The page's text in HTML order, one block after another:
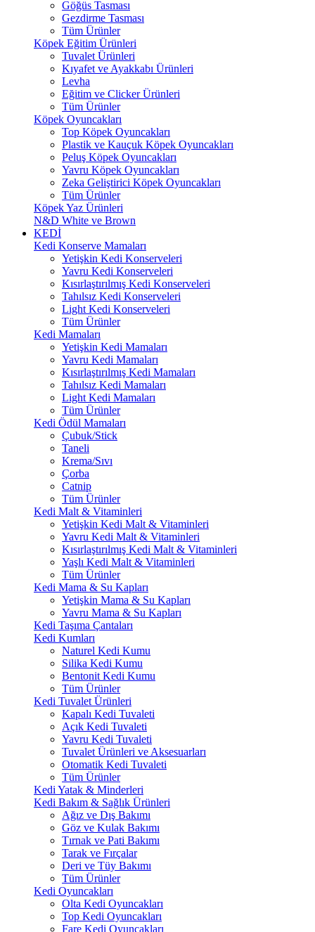
Göğüs Tasması
Gezdirme Tasması
Tüm Ürünler
Köpek Eğitim Ürünleri
Tuvalet Ürünleri
Kıyafet ve Ayakkabı Ürünleri
Levha
Eğitim ve Clicker Ürünleri
Tüm Ürünler
Köpek Oyuncakları
Top Köpek Oyuncakları
Plastik ve Kauçuk Köpek Oyuncakları
Peluş Köpek Oyuncakları
Yavru Köpek Oyuncakları
Zeka Geliştirici Köpek Oyuncakları
Tüm Ürünler
Köpek Yaz Ürünleri
N&D White ve Brown
KEDİ
Kedi Konserve Mamaları
Yetişkin Kedi Konserveleri
Yavru Kedi Konserveleri
Kısırlaştırılmış Kedi Konserveleri
Tahılsız Kedi Konserveleri
Light Kedi Konserveleri
Tüm Ürünler
Kedi Mamaları
Yetişkin Kedi Mamaları
Yavru Kedi Mamaları
Kısırlaştırılmış Kedi Mamaları
Tahılsız Kedi Mamaları
Light Kedi Mamaları
Tüm Ürünler
Kedi Ödül Mamaları
Çubuk/Stick
Taneli
Krema/Sıvı
Çorba
Catnip
Tüm Ürünler
Kedi Malt & Vitaminleri
Yetişkin Kedi Malt & Vitaminleri
Yavru Kedi Malt & Vitaminleri
Kısırlaştırılmış Kedi Malt & Vitaminleri
Yaşlı Kedi Malt & Vitaminleri
Tüm Ürünler
Kedi Mama & Su Kapları
Yetişkin Mama & Su Kapları
Yavru Mama & Su Kapları
Kedi Taşıma Çantaları
Kedi Kumları
Naturel Kedi Kumu
Silika Kedi Kumu
Bentonit Kedi Kumu
Tüm Ürünler
Kedi Tuvalet Ürünleri
Kapalı Kedi Tuvaleti
Açık Kedi Tuvaleti
Yavru Kedi Tuvaleti
Tuvalet Ürünleri ve Aksesuarları
Otomatik Kedi Tuvaleti
Tüm Ürünler
Kedi Yatak & Minderleri
Kedi Bakım & Sağlık Ürünleri
Ağız ve Dış Bakımı
Göz ve Kulak Bakımı
Tırnak ve Pati Bakımı
Tarak ve Fırçalar
Deri ve Tüy Bakımı
Tüm Ürünler
Kedi Oyuncakları
Olta Kedi Oyuncakları
Top Kedi Oyuncakları
Fare Kedi Oyuncakları